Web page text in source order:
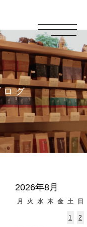
ログ
2026年8月
月 火 水 木 金 土 日
1 2